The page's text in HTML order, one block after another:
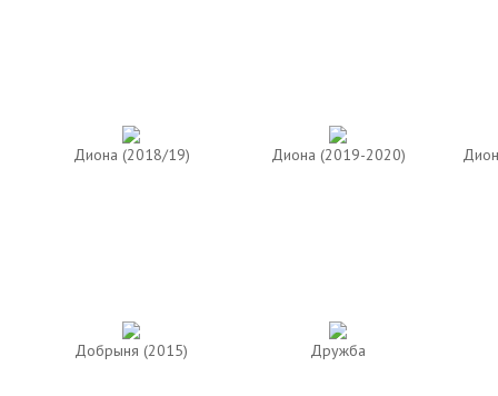
Диона (2018/19) Диона (2019-2020)
Добрыня (2015) Дружба